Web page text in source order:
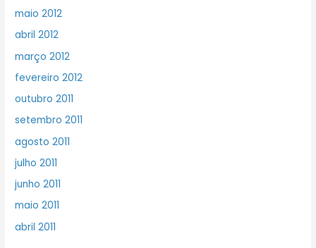
maio 2012
abril 2012
março 2012
fevereiro 2012
outubro 2011
setembro 2011
agosto 2011
julho 2011
junho 2011
maio 2011
abril 2011